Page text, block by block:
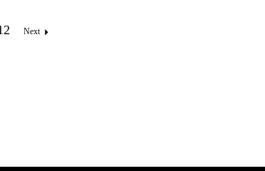
Next